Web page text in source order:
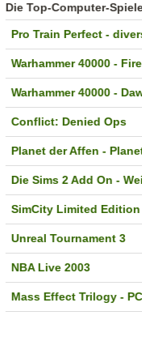
Die Top-Computer-
Pro Train Perfect -
Warhammer 40000 -
Warhammer 40000 -
Conflict: Denied Ops
Planet der Affen -
Die Sims 2 Add On -
SimCity Limited Edition
Unreal Tournament 3
NBA Live 2003
Mass Effect Trilogy - PC